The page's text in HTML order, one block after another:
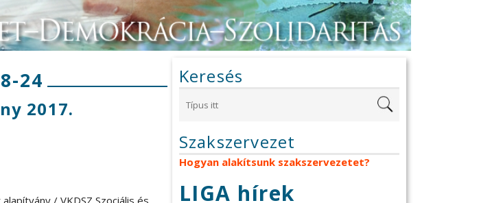
Keresés
Szakszervezet
Hogyan alakítsunk szakszervezetet?
LIGA hírek
24
2017.
/ VKDSZ Szociális és